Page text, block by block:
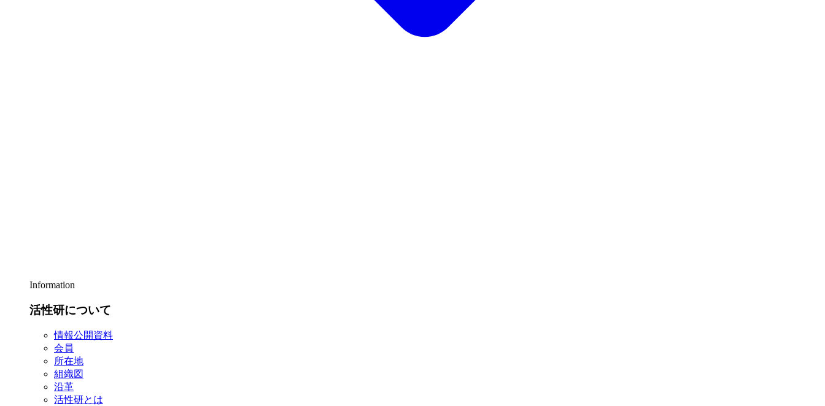
Information
活性研について
情報公開資料
会員
所在地
組織図
沿革
活性研とは